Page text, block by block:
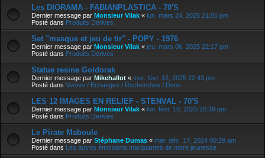
Les DIORAMA - FABIANPLASTICA - 70'S
Dernier message par Monsieur Vilak « lun. mars 24, 2025 21:55 pm
Posté dans Produits Derives
Set "masque et jeu de tir" - POPY - 1976
Dernier message par Monsieur Vilak « jeu. mars 06, 2025 22:17 pm
Posté dans Produits Derives
Statue resine Goldorak
Dernier message par Mikehallot « mer. févr. 12, 2025 22:43 pm
Posté dans Ventes / Echanges / Recherches / Dons
LES 12 IMAGES EN RELIEF - STENVAL - 70'S
Dernier message par Monsieur Vilak « lun. févr. 10, 2025 20:39 pm
Posté dans Produits Derives
Le Pirate Maboule
Dernier message par Stéphane Dumas « mar. déc. 17, 2024 00:29 am
Posté dans Les autres émissions marquantes de notre jeunesse